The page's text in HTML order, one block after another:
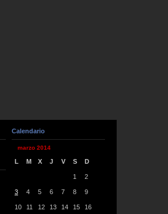
Calendario
marzo 2014
L M X J V S D
1 2
3 4 5 6 7 8 9
10 11 12 13 14 15 16